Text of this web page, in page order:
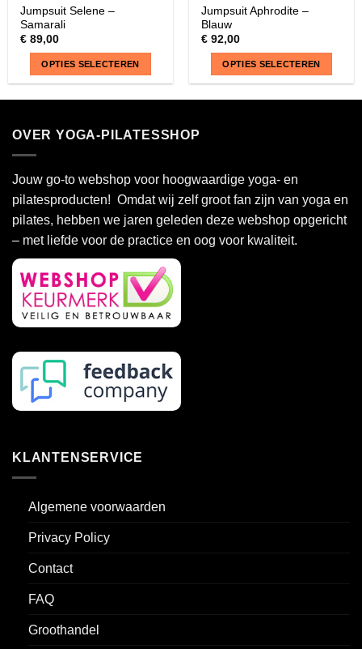
Jumpsuit Selene –
Samarali
€89,00
OPTIES SELECTEREN
meerdere
variaties.
Deze
optie
gekozen
worden
op
de
productpagina
Jumpsuit Aphrodite –
Blauw
€92,00
OPTIES SELECTEREN
Deze
kan
gekozen
worden
OVER YOGA-PILATESSHOP
Jouw go-to webshop voor hoogwaardige yoga- en
pilatesproducten! Omdat wij zelf groot fan zijn van yoga en
pilates, hebben we jaren geleden deze webshop opgericht
– met liefde voor de practice en oog voor kwaliteit.
KLANTENSERVICE
Algemene voorwaarden
Privacy Policy
Contact
FAQ
Groothandel